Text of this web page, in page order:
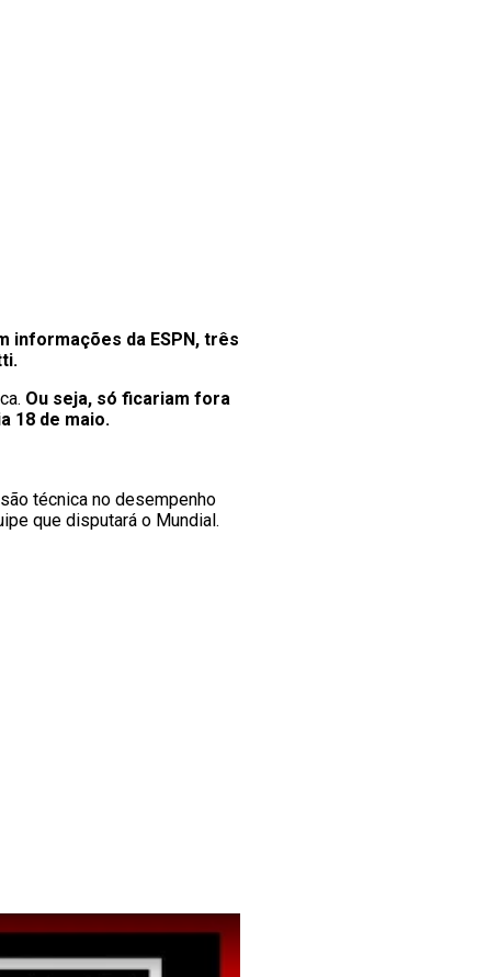
informações da ESPN, três
Ou seja, só ficariam fora
18 de maio.
técnica no desempenho
que disputará o Mundial.